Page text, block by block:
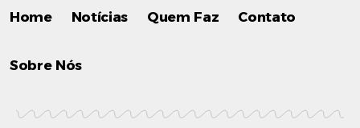
Home Notícias Quem Faz Contato
Sobre Nós